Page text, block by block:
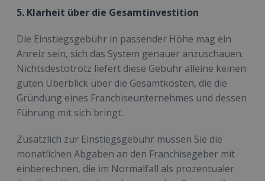
5. Klarheit über die Gesamtinvestition
Die Einstiegsgebühr in passender Höhe mag ein
Anreiz sein, sich das System genauer anzuschauen.
Nichtsdestotrotz liefert diese Gebühr alleine keinen
guten Überblick über die Gesamtkosten, die die
Gründung eines Franchiseunternehmes und dessen
Führung mit sich bringt.
Zusätzlich zur Einstiegsgebühr müssen Sie die
monatlichen Abgaben an den Franchisegeber mit
einberechnen, die im Normalfall als prozentualer